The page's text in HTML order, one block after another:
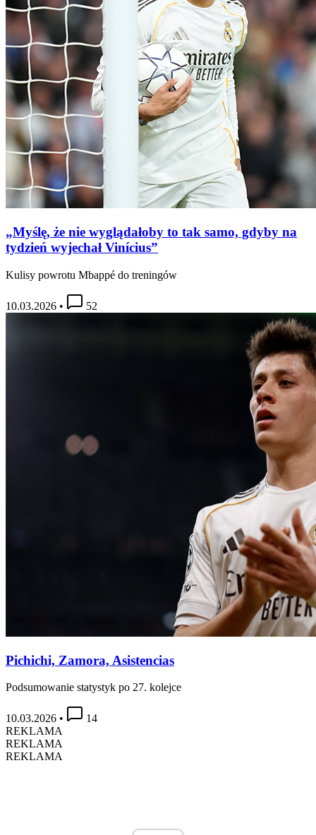
„Myślę, że nie wyglądałoby to tak samo, gdyby na
tydzień wyjechał Vinícius”
Kulisy powrotu Mbappé do treningów
10.03.2026 • 52
Pichichi, Zamora, Asistencias
Podsumowanie statystyk po 27. kolejce
10.03.2026 •
14
REKLAMA
REKLAMA
REKLAMA